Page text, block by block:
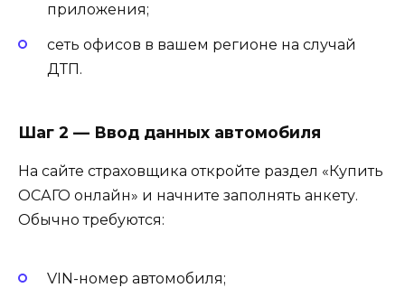
приложения;
сеть офисов в вашем регионе на случай
ДТП.
Шаг 2 — Ввод данных автомобиля
На сайте страховщика откройте раздел «Купить
ОСАГО онлайн» и начните заполнять анкету.
Обычно требуются:
VIN-номер автомобиля;